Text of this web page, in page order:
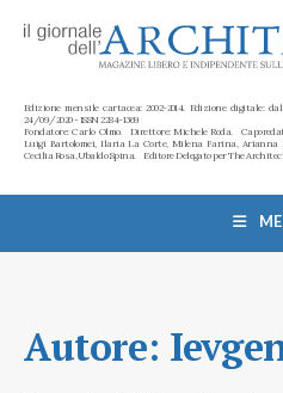
Edizione mensile cartacea: 2002-2014. Edizione digitale:
24/09/2020 - ISSN 2284-1369
Fondatore: Carlo Olmo. Direttore: Michele Roda.
Luigi Bartolomei, Ilaria La Corte, Milena Farina, Arianna
Cecilia Rosa, Ubaldo Spina. Editore Delegato per The
Autore: